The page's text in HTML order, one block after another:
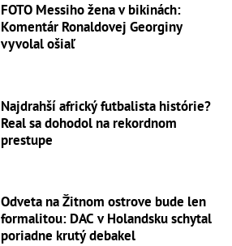
FOTO Messiho žena v bikinách:
Komentár Ronaldovej Georginy
vyvolal ošiaľ
Najdrahší africký futbalista histórie?
Real sa dohodol na rekordnom
prestupe
Odveta na Žitnom ostrove bude len
formalitou: DAC v Holandsku schytal
poriadne krutý debakel